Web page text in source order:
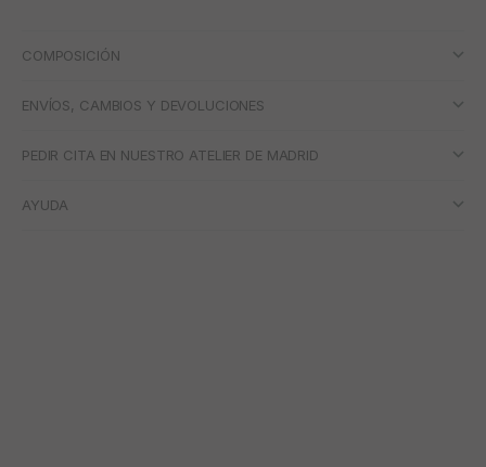
COMPOSICIÓN
ENVÍOS, CAMBIOS Y DEVOLUCIONES
PEDIR CITA EN NUESTRO ATELIER DE MADRID
AYUDA